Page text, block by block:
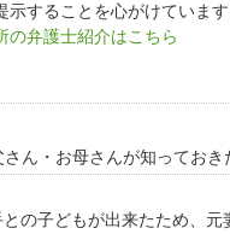
示することを心がけています
の弁護士紹介はこちら
ん・お母さんが知っておき
の子どもが出来たため、